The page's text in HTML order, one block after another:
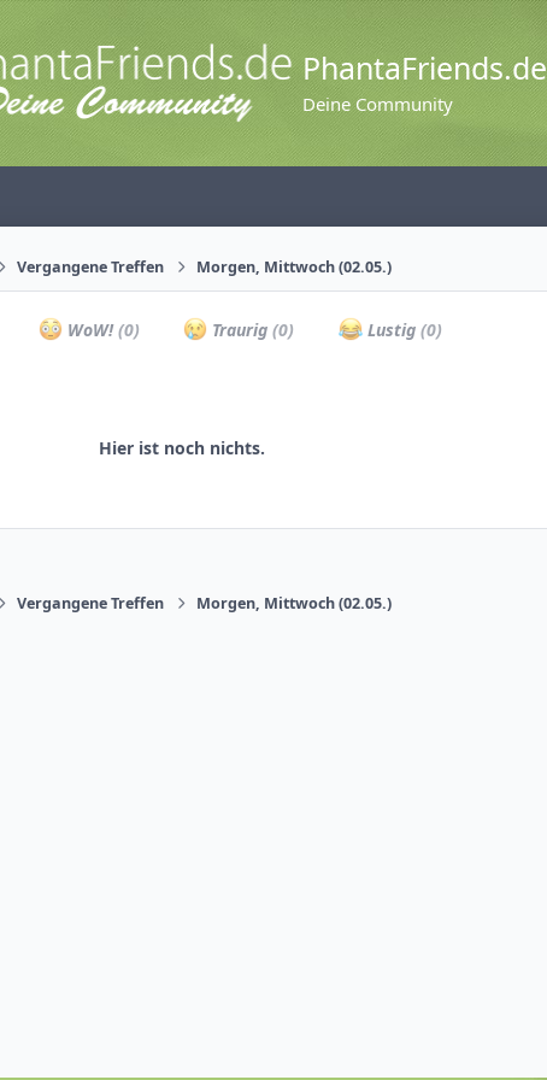
PhantaFriends.de
Deine Community
Vergangene Treffen Morgen, Mittwoch (02.05.)
WoW!(0) Traurig(0) Lustig (0)
Hier ist noch nichts.
Vergangene Treffen Morgen, Mittwoch (02.05.)